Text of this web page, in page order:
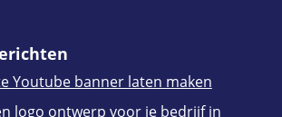
Youtube banner laten maken
logo ontwerp voor je bedrijf in